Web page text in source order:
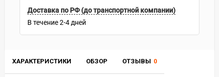
ХАРАКТЕРИСТИКИ ОБЗОР ОТЗЫВЫ 0
Доставка по РФ (до транспортной компании)
В течение2-4 дней